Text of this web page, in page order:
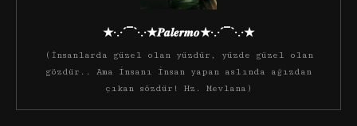
★·.·´¯`·.·★𝑷𝒂𝒍𝒆𝒓𝒎𝒐★·.·´¯`·.·★
(İnsanlarda güzel olan yüzdür, yüzde güzel olan
gözdür.. Ama insanı insan yapan aslında ağızdan
çıkan sözdür! Hz. Mevlana)